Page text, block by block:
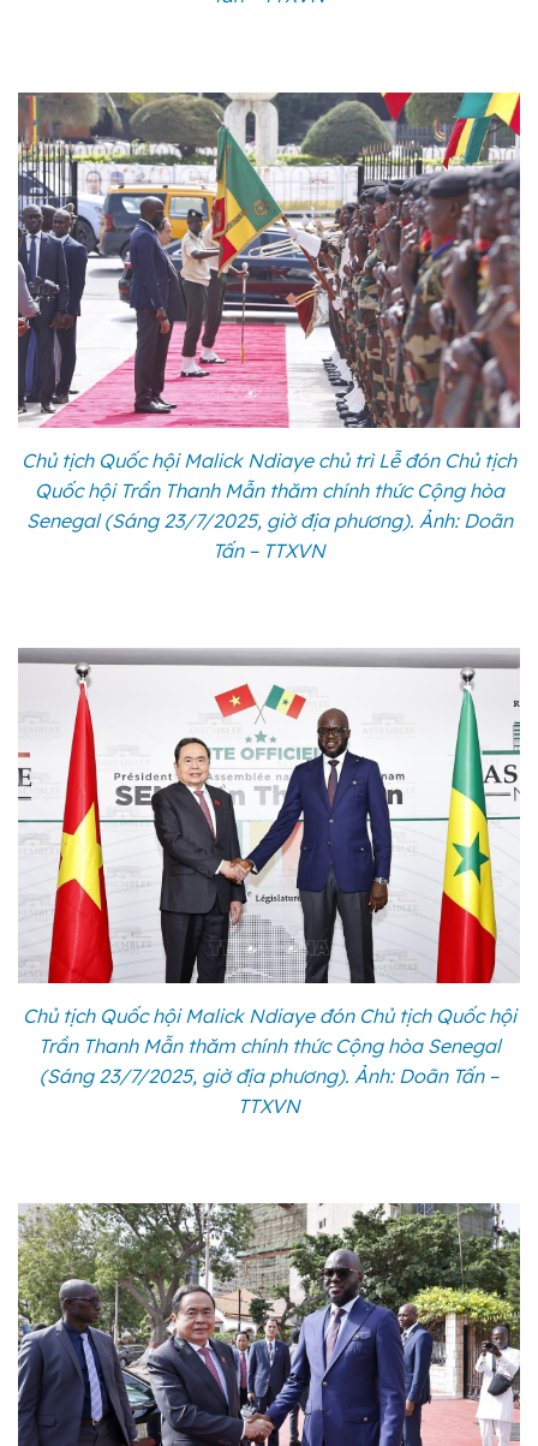
Chủ tịch Quốc hội Malick Ndiaye chủ trì Lễ đón Chủ tịch
Quốc hội Trần Thanh Mẫn thăm chính thức Cộng hòa
Senegal (Sáng 23/7/2025, giờ địa phương). Ảnh: Doãn
Tấn – TTXVN
Chủ tịch Quốc hội Malick Ndiaye đón Chủ tịch Quốc hội
Trần Thanh Mẫn thăm chính thức Cộng hòa Senegal
(Sáng 23/7/2025, giờ địa phương). Ảnh: Doãn Tấn –
TTXVN